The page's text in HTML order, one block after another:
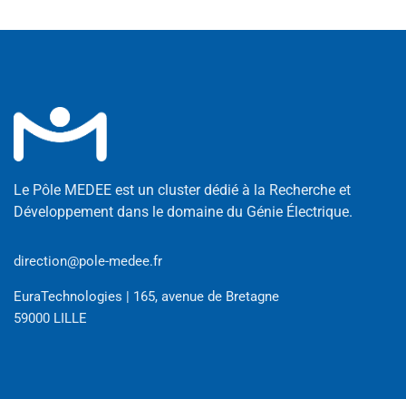
Le Pôle MEDEE est un cluster dédié à la Recherche et
Développement dans le domaine du Génie Électrique.
direction@pole-medee.fr
EuraTechnologies | 165, avenue de Bretagne
59000 LILLE